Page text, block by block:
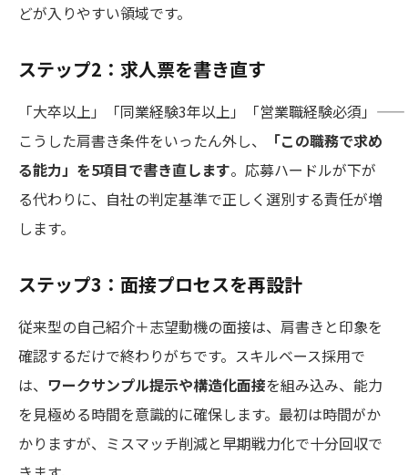
どが入りやすい領域です。
ステップ2：求人票を書き直す
「大卒以上」「同業経験3年以上」「営業職経験必須」――
こうした肩書き条件をいったん外し、
「この職務で求め
る能力」を5項目で書き直します。応募ハードルが下が
る代わりに、自社の判定基準で正しく選別する責任が増
します。
ステップ3：面接プロセスを再設計
従来型の自己紹介＋志望動機の面接は、肩書きと印象を
確認するだけで終わりがちです。スキルベース採用で
は、 ワークサンプル提示や構造化面接を組み込み、能力
を見極める時間を意識的に確保します。最初は時間がか
かりますが、ミスマッチ削減と早期戦力化で十分回収で